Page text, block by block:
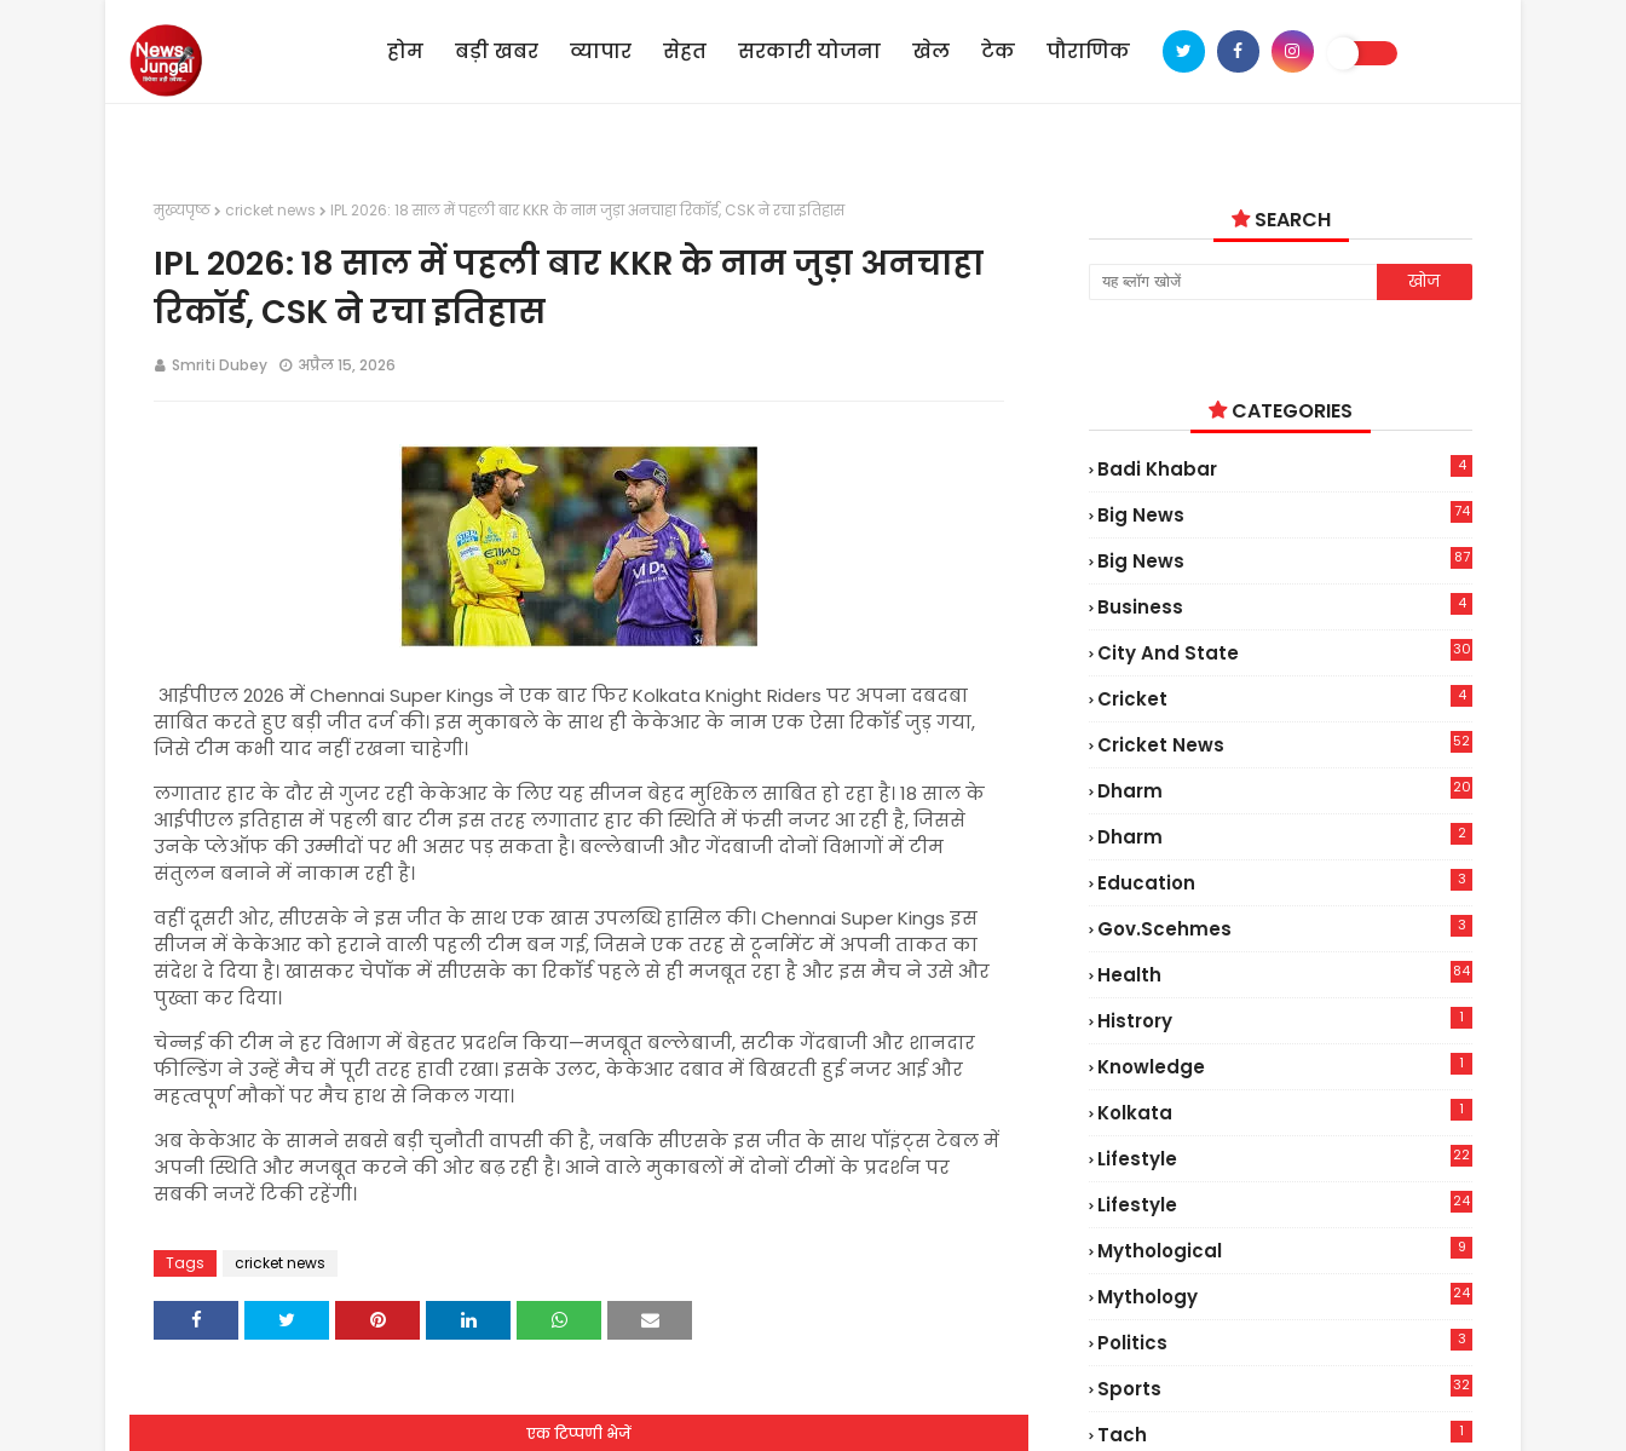
होम बड़ी खबर व्यापार सेहत सरकारी योजना खेल टेक पौराणिक
मुख्यपृष्ठ cricket news IPL 2026: 18 साल में पहली बार KKR के नाम जुड़ा अनचाहा रिकॉर्ड, CSK ने रचा इतिहास
IPL 2026: 18 साल में पहली बार KKR के नाम जुड़ा अनचाहा
रिकॉर्ड, CSK ने रचा इतिहास
Smriti Dubey अप्रैल 15, 2026
आईपीएल 2026 मेंChennai Super Kings ने एक बार फिरKolkata Knight Riders पर अपना दबदबा
साबित करते हुए बड़ी जीत दर्ज की। इस मुकाबले के साथ ही केकेआर के नाम एक ऐसा रिकॉर्ड जुड़ गया,
जिसे टीम कभी याद नहीं रखना चाहेगी।
लगातार हार के दौर से गुजर रही केकेआर के लिए यह सीजन बेहद मुश्किल साबित हो रहा है। 18 साल के
आईपीएल इतिहास में पहली बार टीम इस तरह लगातार हार की स्थिति में फंसी नजर आ रही है, जिससे
उनके प्लेऑफ की उम्मीदों पर भी असर पड़ सकता है। बल्लेबाजी और गेंदबाजी दोनों विभागों में टीम
संतुलन बनाने में नाकाम रही है।
वहीं दूसरी ओर, सीएसके ने इस जीत के साथ एक खास उपलब्धि हासिल की।Chennai Super Kings इस
सीजन में केकेआर को हराने वाली पहली टीम बन गई, जिसने एक तरह से टूर्नामेंट में अपनी ताकत का
संदेश दे दिया है। खासकर चेपॉक में सीएसके का रिकॉर्ड पहले से ही मजबूत रहा है और इस मैच ने उसे और
पुख्ता कर दिया।
चेन्नई की टीम ने हर विभाग में बेहतर प्रदर्शन किया—मजबूत बल्लेबाजी, सटीक गेंदबाजी और शानदार
फील्डिंग ने उन्हें मैच में पूरी तरह हावी रखा। इसके उलट, केकेआर दबाव में बिखरती हुई नजर आई और
महत्वपूर्ण मौकों पर मैच हाथ से निकल गया।
अब केकेआर के सामने सबसे बड़ी चुनौती वापसी की है, जबकि सीएसके इस जीत के साथ पॉइंट्स टेबल में
अपनी स्थिति और मजबूत करने की ओर बढ़ रही है। आने वाले मुकाबलों में दोनों टीमों के प्रदर्शन पर
सबकी नजरें टिकी रहेंगी।
Tags cricket news
एक टिप्पणी भेजें
SEARCH
CATEGORIES
Badi Khabar 4
Big News
74
Big News
87
Business 4
City And State 30
Cricket 4
Cricket News
52
Dharm 20
Dharm 2
Education 3
Gov.scehmes 3
Health
84
Histrory 1
Knowledge 1
Kolkata 1
Lifestyle
22
Lifestyle
24
Mythological 9
Mythology 24
Politics 3
Sports 32
Tach 1